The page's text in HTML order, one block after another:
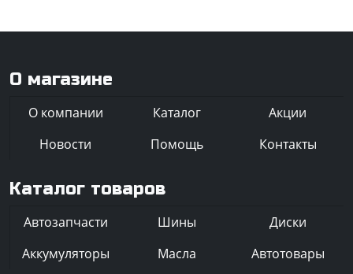
О магазине
О компании Каталог
Акции
Новости
Помощь Контакты
Каталог товаров
Автозапчасти Шины
Диски
Аккумуляторы
Масла Автотовары